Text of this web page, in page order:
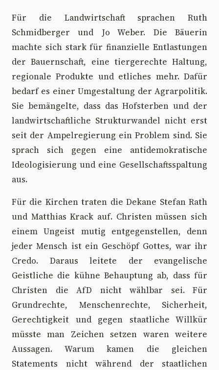
Für die Landwirtschaft sprachen Ruth
Schmidberger und Jo Weber. Die Bäuerin
machte sich stark für finanzielle Entlastungen
der Bauernschaft, eine tiergerechte Haltung,
regionale Produkte und etliches mehr. Dafür
bedarf es einer Umgestaltung der Agrarpolitik.
Sie bemängelte, dass das Hofsterben und der
landwirtschaftliche Strukturwandel nicht erst
seit der Ampelregierung ein Problem sind. Sie
sprach sich gegen eine antidemokratische
Ideologisierung und eine Gesellschaftsspaltung
aus.
Für die Kirchen traten die Dekane Stefan Rath
und Matthias Krack auf. Christen müssen sich
einem Ungeist mutig entgegenstellen, denn
jeder Mensch ist ein Geschöpf Gottes, war ihr
Credo. Daraus leitete der evangelische
Geistliche die kühne Behauptung ab, dass für
Christen die AfD nicht wählbar sei. Für
Grundrechte, Menschenrechte, Sicherheit,
Gerechtigkeit und gegen staatliche Willkür
müsste man Zeichen setzen waren weitere
Aussagen. Warum kamen die gleichen
Statements nicht während der staatlichen